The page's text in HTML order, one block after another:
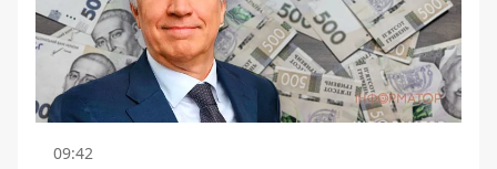
09:42